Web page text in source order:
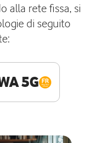
alla rete fissa, si
di seguito
5G